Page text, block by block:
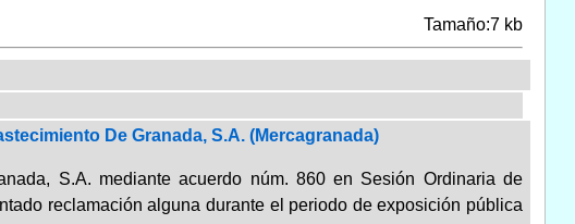
Tamaño:7 kb
De Granada, S.A. (Mercagranada)
S.A. mediante acuerdo núm. 860 en Sesión Ordinaria de
reclamación alguna durante el periodo de exposición pública